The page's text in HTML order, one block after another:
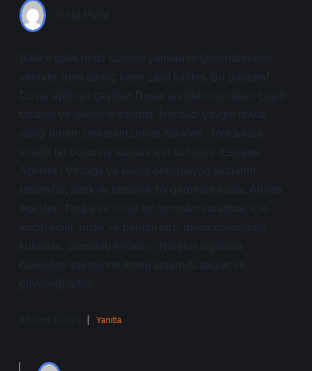
Suna Polat
Bahçe aplik nedir üzerine yapılan değerlendirmeler
yerinde, ama sonuç kısmı zayıf kalmış. Bu paragraf
Duvar aplikleri çeşitleri Duvar aplikleri modelleri çeşitli
tasarım ve işlevlere sahiptir. İşte bazı yaygın duvar
apliği türleri: Dekoratif Duvar Aplikleri : Mekânlara
estetik bir dokunuş katmak için kullanılır. Eskitme
Aplikler : Vintage ve klasik dekorasyon tarzlarını
tamamlar, antik ve nostaljik bir görünüm sunar. Ahşap
Aplikler : Doğal ve sıcak bir atmosfer yaratmak için
tercih edilir, rustik ve bohem tarzı dekorasyonlarda
kullanılır. Sensörlü Aplikler : Hareket algılama
özellikleri sayesinde enerji tasarrufu sağlar ve
güvenliği artırır.
Ağustos 4, 2024 Yanıtla